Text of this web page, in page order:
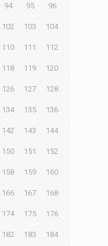
94 95 96
102 103 104
110 111 112
118 119 120
126 127 128
134 135 136
142 143 144
150 151 152
158 159 160
166 167 168
174 175 176
182 183 184